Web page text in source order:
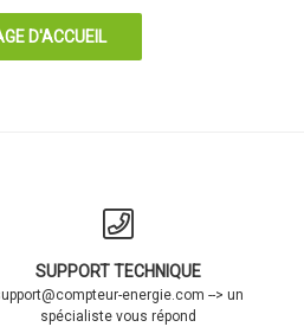
SUPPORT TECHNIQUE
energie.com --> un
spécialiste vous répond